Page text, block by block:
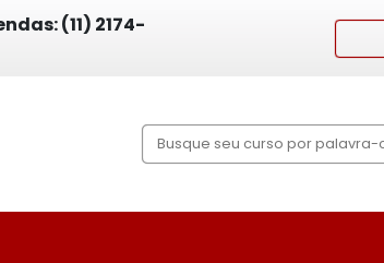
(11) 2174-